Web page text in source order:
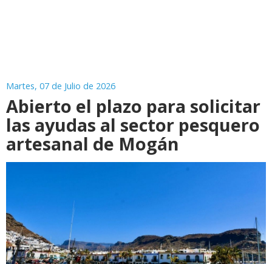
Martes, 07 de Julio de 2026
Abierto el plazo para solicitar
las ayudas al sector pesquero
artesanal de Mogán